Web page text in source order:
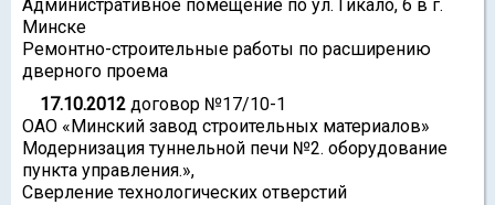
Административное помещение по ул. Гикало, 6 в г.
Минске
Ремонтно-строительные работы по расширению
дверного проема
17.10.2012 договор №17/10-1
ОАО «Минский завод строительных материалов»
Модернизация туннельной печи №2. оборудование
пункта управления.»,
Сверление технологических отверстий